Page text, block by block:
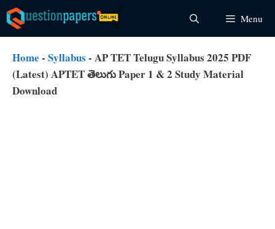
Skip
to
content
Menu
Home - Syllabus - AP TET Telugu Syllabus 2025 PDF
(Latest) APTET తెలుగు Paper 1 & 2 Study Material
Download